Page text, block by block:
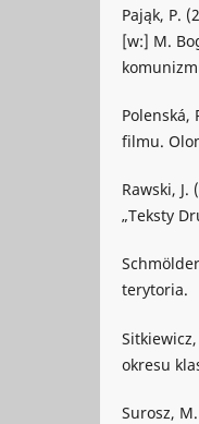
Pająk, P.
[w:] M.
Polenská,
filmu.
Rawski,
„Teksty
terytoria.
okresu
Surosz,